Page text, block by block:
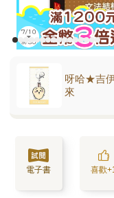
呀哈★吉
來
電子書 喜歡